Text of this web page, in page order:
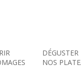
DÉGUSTER
NOS